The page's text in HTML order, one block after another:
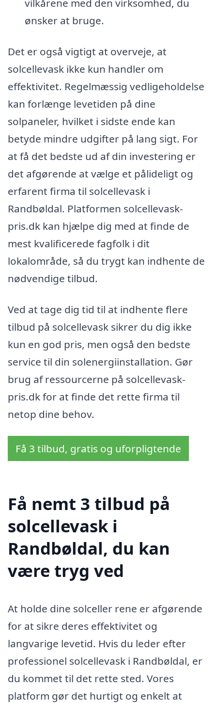
vilkårene med den virksomhed, du
ønsker at bruge.
Det er også vigtigt at overveje, at
solcellevask ikke kun handler om
effektivitet. Regelmæssig vedligeholdelse
kan forlænge levetiden på dine
solpaneler, hvilket i sidste ende kan
betyde mindre udgifter på lang sigt. For
at få det bedste ud af din investering er
det afgørende at vælge et pålideligt og
erfarent firma til solcellevask i
Randbøldal. Platformen solcellevask-
pris.dk kan hjælpe dig med at finde de
mest kvalificerede fagfolk i dit
lokalområde, så du trygt kan indhente de
nødvendige tilbud.
Ved at tage dig tid til at indhente flere
tilbud på solcellevask sikrer du dig ikke
kun en god pris, men også den bedste
service til din solenergiinstallation. Gør
brug af ressourcerne på solcellevask-
pris.dk for at finde det rette firma til
netop dine behov.
Få 3 tilbud, gratis og uforpligtende
Få nemt 3 tilbud på
solcellevask i
Randbøldal, du kan
være tryg ved
At holde dine solceller rene er afgørende
for at sikre deres effektivitet og
langvarige levetid. Hvis du leder efter
professionel solcellevask i Randbøldal, er
du kommet til det rette sted. Vores
platform gør det hurtigt og enkelt at